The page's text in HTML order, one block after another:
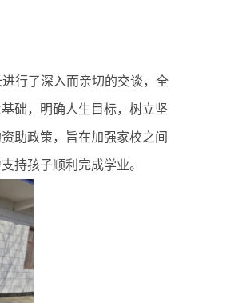
行了深入而亲切的交谈，全
础，明确人生目标，树立坚
助政策，旨在加强家校之间
持孩子顺利完成学业。